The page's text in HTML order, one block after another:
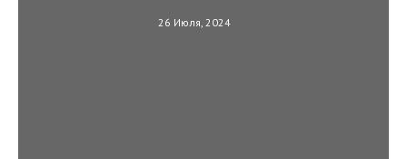
26 Июля, 2024